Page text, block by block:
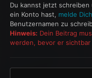
Du kannst jetzt schreiben
ein Konto hast, melde
Benutzernamen zu
Hinweis: Dein Beitrag
werden, bevor er sichtbar